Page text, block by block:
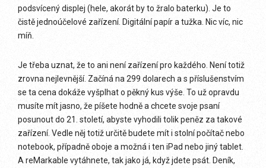
podsvícený displej (hele, akorát by to žralo baterku). Je to
čistě jednoúčelové zařízení. Digitální papír a tužka. Nic víc, nic
míň.
Je třeba uznat, že to ani není zařízení pro každého. Není totiž
zrovna nejlevnější. Začíná na 299 dolarech a s příslušenstvím
se ta cena dokáže vyšplhat o pěkný kus výše. To už opravdu
musíte mít jasno, že píšete hodně a chcete svoje psaní
posunout do 21. století, abyste vyhodili tolik peněz za takové
zařízení. Vedle něj totiž určitě budete mít i stolní počítač nebo
notebook, případně oboje a možná i ten iPad nebo jiný tablet.
A reMarkable vytáhnete, tak jako já, když jdete psát. Deník,